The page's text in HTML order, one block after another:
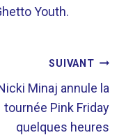
Youth.
SUIVANT
Minaj annule la
tournée Pink Friday
quelques heures